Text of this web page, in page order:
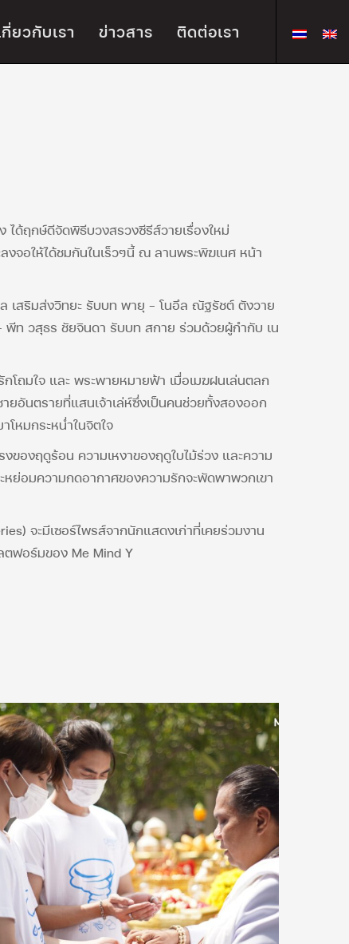
กี่ยวกับเรา ข่าวสาร ติดต่อเรา
ได้ฤกษ์ดีจัดพิธีบวงสรวงซีรีส์วายเรื่องใหม่
จอให้ได้ชมกันในเร็วๆนี้ ณ ลานพระพิฆเนศ หน้า
เสริมส่งวิทยะ รับบท พายุ – โนอึล ณัฐรัชต์ ตังวาย
ท วสุธร ชัยจินดา รับบท สกาย ร่วมด้วยผู้กำกับ เน
ถมใจ และ พระพายหมายฟ้า เมื่อเมฆฝนเล่นตลก
ยอันตรายที่แสนเจ้าเล่ห์ซึ่งเป็นคนช่วยทั้งสองออก
หมกระหน่ำในจิตใจ
งฤดูร้อน ความเหงาของฤดูใบไม้ร่วง และความ
ย่อมความกดอากาศของความรักจะพัดพาพวกเขา
จะมีเซอร์ไพรส์จากนักแสดงเก่าที่เคยร่วมงาน
ตฟอร์มของ Me Mind Y